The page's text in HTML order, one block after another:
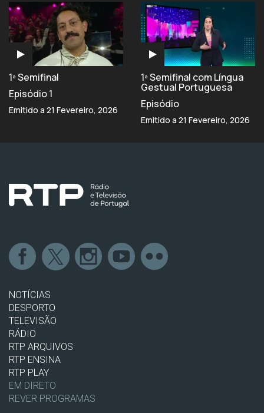
1ª Semifinal
Episódio 1
Emitido a 21 Fevereiro, 2026
1ª Semifinal com Língua
Gestual Portuguesa
Episódio
Emitido a 21 Fevereiro, 2026
NOTÍCIAS
DESPORTO
TELEVISÃO
RÁDIO
RTP ARQUIVOS
RTP ENSINA
RTP PLAY
EM DIRETO
REVER PROGRAMAS